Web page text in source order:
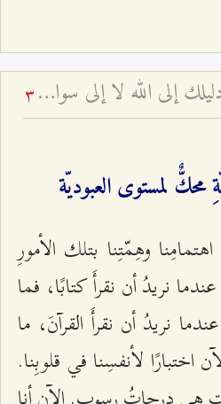
كيف تكون معرفتك دليلك إلى الله لا إلى سواه؟ - ولاية إمام الزمان عليه السلام المطلقة 3
محكٌّ لمستوى العبوديّة
وهِمّتِنا بتلك الأمورِ
عندما نريدُ أن نقرأَ كتابًا، فما
نريدُ أن نقرأَ القرآنَ، ما
اختبارًا لأنفسِنا في قلوبِنا.